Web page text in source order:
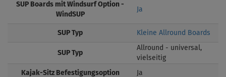
SUP Boards mit Windsurf Option -
WindSUP
Ja
SUP Typ Kleine Allround Boards
SUP Typ
Allround - universal,
vielseitig
Kajak-Sitz Befestigungsoption Ja